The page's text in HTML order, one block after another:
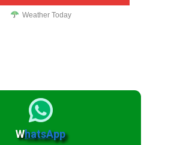
Weather Today
WhatsApp